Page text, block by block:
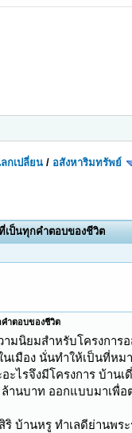
กเปลี่ยน / อสังหาริมทรัพย์
เป็นทุกคำตอบของชีวิต
คำตอบของชีวิต
มนิยมสำหรับโครงกา
เมือง นั่นทำให้เป็นที่ห
ะไรจึงมีโครงการ บ้า
านบาท ออกแบบมาเพื่
ริ บ้านหรู ทำเลดีย่านพร